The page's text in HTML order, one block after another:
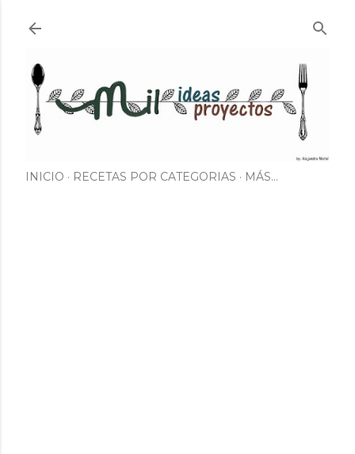
INICIO RECETAS POR CATEGORIAS MÁS…